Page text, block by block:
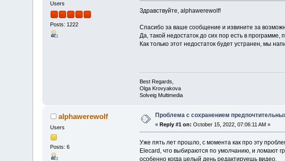
Users
Posts: 1222
Здравствуйте, alphawerewolf!
Спасибо за ваше сообщение и извините за
Да, такой недостаток до сих пор есть в
Как только этот недостаток будет устранен, мы
Best Regards,
Olga Krovyakova
Solveig Multimedia
alphawerewolf
Users
Posts: 6
Проблема с сохранением
«Reply #1 on: October 15, 2022, 07:06:11 AM »
Уже пять лет прошло, с момента как про эту
Elecard, что выбираются по умолчанию, и ломают
особенно когда целый день редактируешь видео.